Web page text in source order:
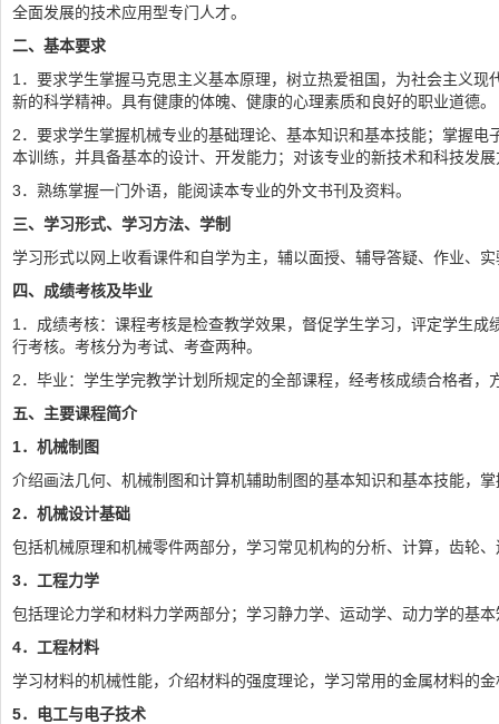
全面发展的技术应用型专门人才。
二、基本要求
1．要求学生掌握马克思主义基本原理，树立热爱祖国，为社会主义
新的科学精神。具有健康的体魄、健康的心理素质和良好的职业道德。
2．要求学生掌握机械专业的基础理论、基本知识和基本技能；掌握
本训练，并具备基本的设计、开发能力；对该专业的新技术和科技发
3．熟练掌握一门外语，能阅读本专业的外文书刊及资料。
三、学习形式、学习方法、学制
学习形式以网上收看课件和自学为主，辅以面授、辅导答疑、作业、
四、成绩考核及毕业
1．成绩考核：课程考核是检查教学效果，督促学生学习，评定学生
行考核。考核分为考试、考查两种。
2．毕业：学生学完教学计划所规定的全部课程，经考核成绩合格者，
五、主要课程简介
1．机械制图
介绍画法几何、机械制图和计算机辅助制图的基本知识和基本技能，
2．机械设计基础
包括机械原理和机械零件两部分，学习常见机构的分析、计算，齿轮
3．工程力学
包括理论力学和材料力学两部分；学习静力学、运动学、动力学的基
4．工程材料
学习材料的机械性能，介绍材料的强度理论，学习常用的金属材料的
5．电工与电子技术